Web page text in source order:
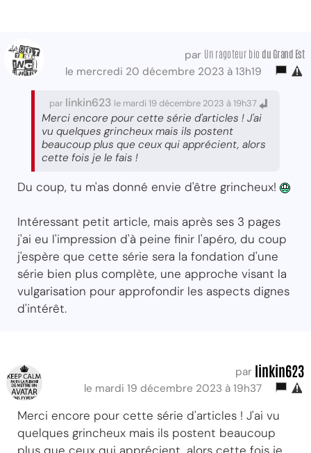
par Un ragoteur bio du Grand Est
le mercredi 20 décembre 2023 à 13h19
par linkin623 le mardi 19 décembre 2023 à 19h37
Merci encore pour cette série d'articles ! J'ai
vu quelques grincheux mais ils postent
beaucoup plus que ceux qui apprécient, alors
cette fois je le fais !
Du coup, tu m'as donné envie d'être grincheux!
Intéressant petit article, mais après ses 3 pages
j'ai eu l'impression d'à peine finir l'apéro, du coup
j'espère que cette série sera la fondation d'une
série bien plus complète, une approche visant la
vulgarisation pour approfondir les aspects dignes
d'intérêt.
par linkin623
le mardi 19 décembre 2023 à 19h37
Merci encore pour cette série d'articles ! J'ai vu
quelques grincheux mais ils postent beaucoup